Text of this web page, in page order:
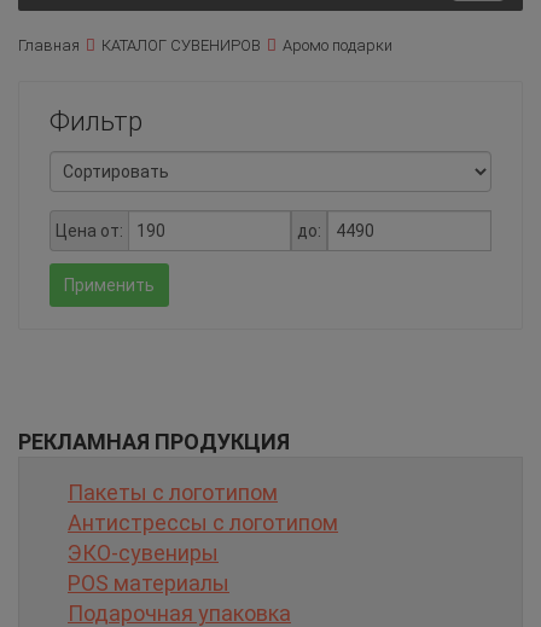
Главная КАТАЛОГ СУВЕНИРОВ Аромо подарки
Фильтр
Цена от: до:
Применить
РЕКЛАМНАЯ ПРОДУКЦИЯ
Пакеты с логотипом
Антистрессы с логотипом
ЭКО-сувениры
POS материалы
Подарочная упаковка